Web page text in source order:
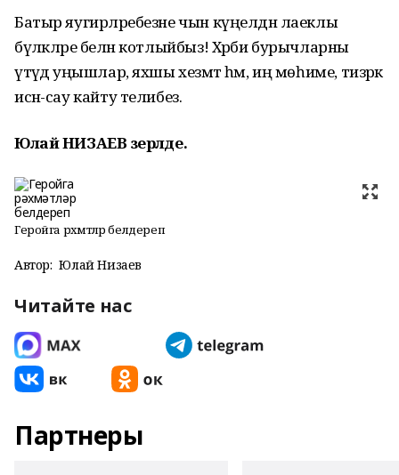
Батыр яугирләребезне чын күңелдән лаеклы
бүләкләре белән котлыйбыз! Хәрби бурычларны
үтәүдә уңышлар, яхшы хезмәт һәм, иң мөһиме, тизрәк
исән-сау кайту телибез.
Юлай НИЗАЕВ әзерләде.
Геройга рәхмәтләр белдереп
Автор: Юлай Низаев
Читайте нас
Партнеры